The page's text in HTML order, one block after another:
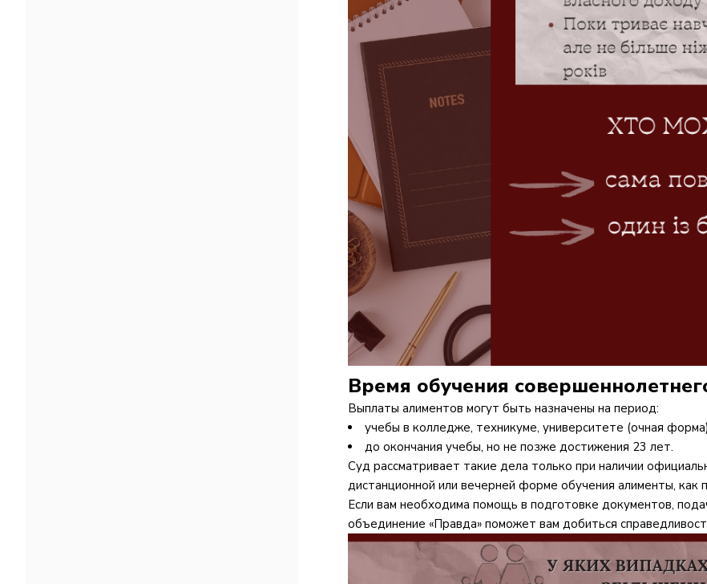
Время обучения
Выплаты алиментов могут быть назначены на период:
учебы в колледже, техникуме, университете (очная
до окончания учебы, но не позже достижения 23 лет.
Суд рассматривает такие дела только при наличии
дистанционной или вечерней форме обучения алименты, как
Если вам необходима помощь в подготовке документов,
объединение «Правда» поможет вам добиться